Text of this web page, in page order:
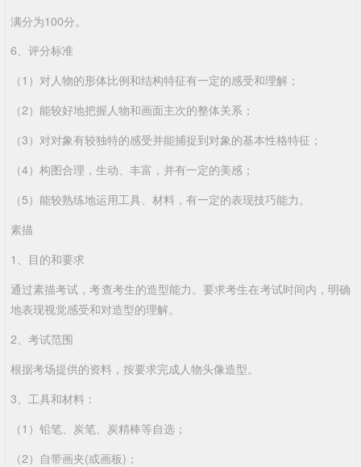
满分为100分。
6、评分标准
（1）对人物的形体比例和结构特征有一定的感受和理解；
（2）能较好地把握人物和画面主次的整体关系；
（3）对对象有较独特的感受并能捕捉到对象的基本性格特征；
（4）构图合理，生动、丰富，并有一定的美感；
（5）能较熟练地运用工具、材料，有一定的表现技巧能力。
素描
1、目的和要求
通过素描考试，考查考生的造型能力。要求考生在考试时间内，明确
地表现视觉感受和对造型的理解。
2、考试范围
根据考场提供的资料，按要求完成人物头像造型。
3、工具和材料：
（1）铅笔、炭笔、炭精棒等自选；
（2）自带画夹(或画板)；